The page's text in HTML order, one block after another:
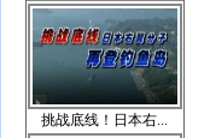
挑战底线！日本右...